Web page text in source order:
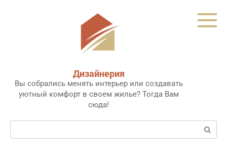
Дизайнерия
Вы собрались менять интерьер или создавать
уютный комфорт в своем жилье? Тогда Вам
сюда!
Поиск: